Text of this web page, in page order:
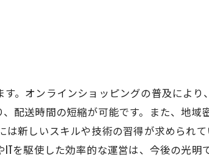
。オンラインショッピングの普及により
配送時間の短縮が可能です。また、地域
新しいスキルや技術の習得が求められて
を駆使した効率的な運営は、今後の光明